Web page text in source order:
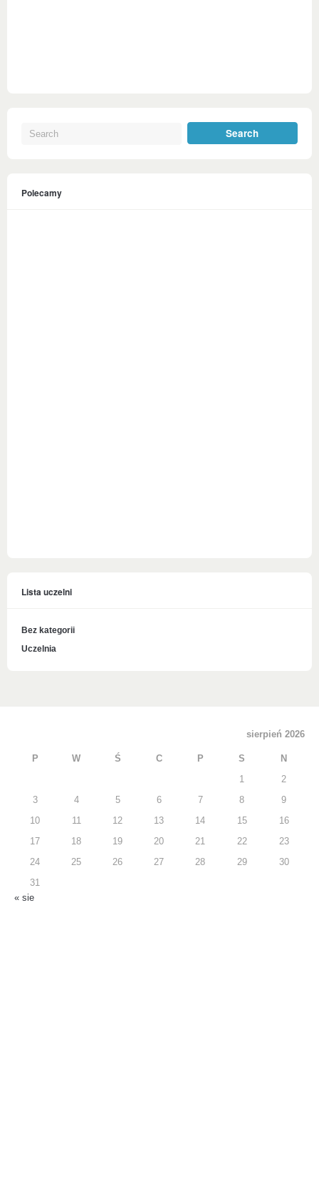
Polecamy
Lista uczelni
Bez kategorii
Uczelnia
sierpień 2026
P W Ś C P S N
1 2
3 4 5 6 7 8 9
10 11 12 13 14 15 16
17 18 19 20 21 22 23
24 25 26 27 28 29 30
31
« sie